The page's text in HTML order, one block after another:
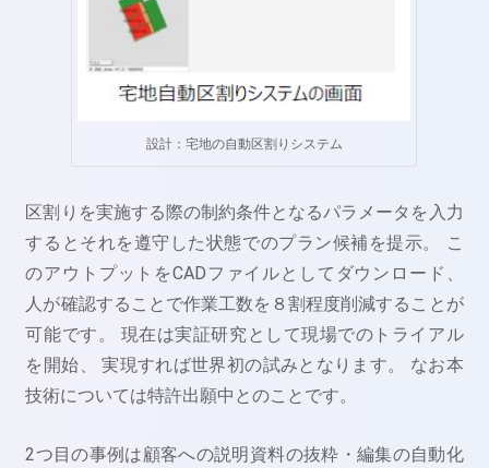
設計：宅地の自動区割りシステム
区割りを実施する際の制約条件となるパラメータを入力
するとそれを遵守した状態でのプラン候補を提示。 こ
のアウトプットをCADファイルとしてダウンロード、
人が確認することで作業工数を８割程度削減することが
可能です。 現在は実証研究として現場でのトライアル
を開始、 実現すれば世界初の試みとなります。 なお本
技術については特許出願中とのことです。
2つ目の事例は顧客への説明資料の抜粋・編集の自動化